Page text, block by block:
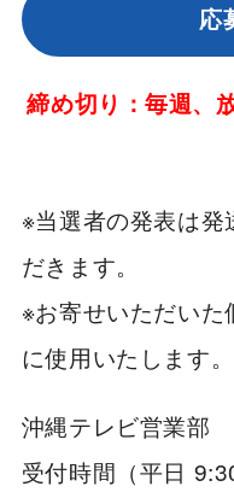
応
締め切り：毎週、
※当選者の発表は発
だきます。
※お寄せいただい
に使用いたします。
沖縄テレビ営業部
受付時間（平日